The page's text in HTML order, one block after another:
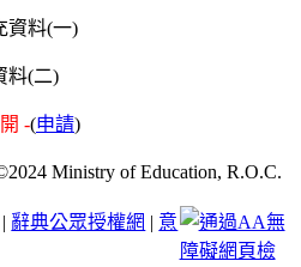
料(二)
-(申請)
Ministry of Education, R.O.C.
| 辭典公眾授權網 | 意